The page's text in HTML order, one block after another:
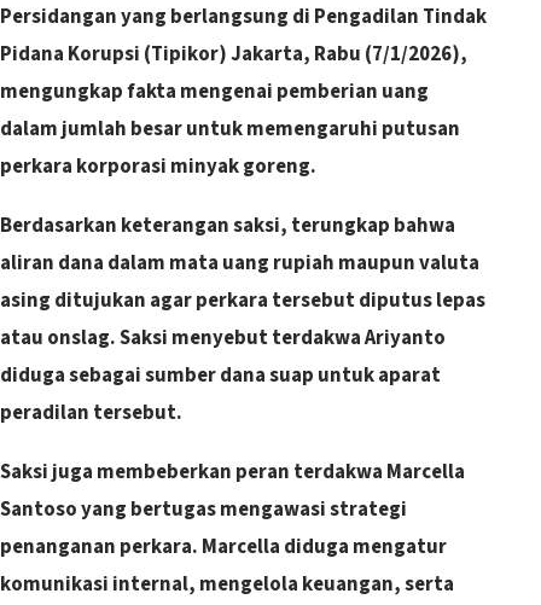
Persidangan yang berlangsung di Pengadilan Tindak
Pidana Korupsi (Tipikor) Jakarta, Rabu (7/1/2026),
mengungkap fakta mengenai pemberian uang
dalam jumlah besar untuk memengaruhi putusan
perkara korporasi minyak goreng.
Berdasarkan keterangan saksi, terungkap bahwa
aliran dana dalam mata uang rupiah maupun valuta
asing ditujukan agar perkara tersebut diputus lepas
atau onslag. Saksi menyebut terdakwa Ariyanto
diduga sebagai sumber dana suap untuk aparat
peradilan tersebut.
Saksi juga membeberkan peran terdakwa Marcella
Santoso yang bertugas mengawasi strategi
penanganan perkara. Marcella diduga mengatur
komunikasi internal, mengelola keuangan, serta